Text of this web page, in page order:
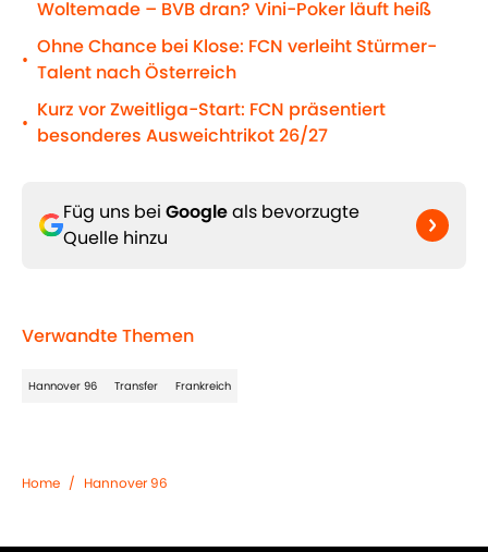
Woltemade – BVB dran? Vini-Poker läuft heiß
•
Ohne Chance bei Klose: FCN verleiht Stürmer-
Talent nach Österreich
•
Kurz vor Zweitliga-Start: FCN präsentiert
besonderes Ausweichtrikot 26/27
Füg uns bei Googleals bevorzugte
Quelle hinzu
Verwandte Themen
Hannover 96 Transfer Frankreich
Home / Hannover 96